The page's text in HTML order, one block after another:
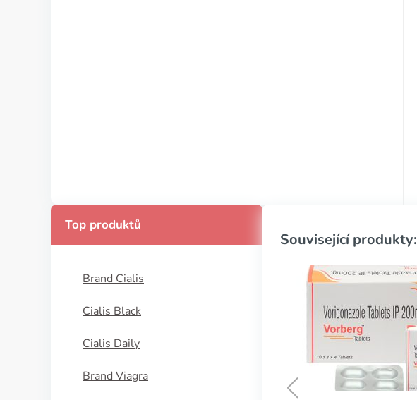
Top produktů
Brand Cialis
Cialis Black
Cialis Daily
Brand Viagra
Související produkty: